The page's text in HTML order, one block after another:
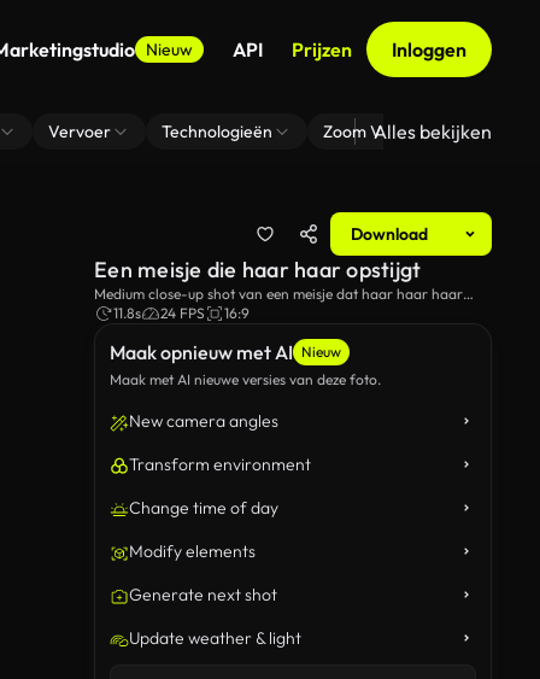
Nieuw API Prijzen Inloggen
Vervoer Technologieën Zoom Virtuele
Alles bekijken
Download
Maak opnieuw met AI Nieuw
Maak met AI nieuwe versies van deze foto.
New camera angles
Transform environment
Change time of day
Modify elements
Generate next shot
Update weather & light
Een meisje die haar haar opstijgt
Medium close-up shot van een meisje dat haar haar haar
vast bindt terwijl ze op het strand staat bij zonsondergang.
11.8s 24 FPS 16:9